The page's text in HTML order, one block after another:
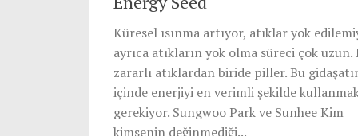
Küresel ısınma artıyor, atıklar yok
ayrıca atıkların yok olma süreci çok uzun.
zararlı atıklardan biride piller. Bu
içinde enerjiyi en verimli şekilde
gerekiyor. Sungwoo Park ve Sunhee Kim
kimsenin değinmediği...